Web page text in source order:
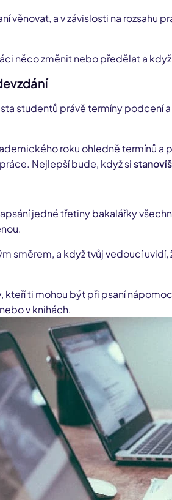
věnovat, a v závislosti na rozsahu
něco změnit nebo předělat a
studentů právě termíny podcení
roku ohledně termínů
Nejlepší bude, když si
jedné třetiny bakalářky
směrem, a když tvůj vedoucí
kteří ti mohou být při psaní
v knihách.